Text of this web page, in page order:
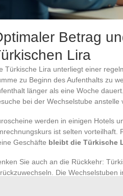
Betrag
Lira
Türkische Lira unterliegt einer
zu Beginn des Aufenthalts zu
länger als eine Woche
bei der Wechselstube anstelle
werden in einigen Hotels
ist selten vorteilhaft.
Geschäfte bleibt die Türkische
Sie auch an die Rückkehr:
Die Wechselstuben